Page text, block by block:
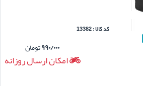
کد کالا : 13382
۹۹۰/۰۰۰تومان
امکان ارسال روزانه